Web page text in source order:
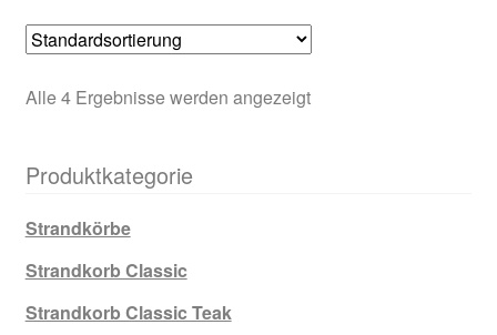
Alle 4 Ergebnisse werden angezeigt
Produktkategorie
Strandkörbe
Strandkorb Classic
Strandkorb Classic Teak